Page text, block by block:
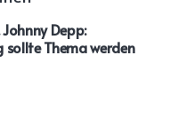
Depp:
sollte Thema werden